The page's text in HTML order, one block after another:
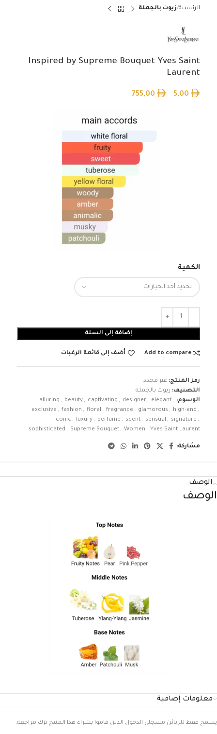
الرئيسية زيوت بالجملة
Inspired by Supreme Bouquet Yves Saint
Laurent
5,00
–
755,00
الكمية
إضافة إلى السلة
Add to compare أضف إلى قائمة الرغبات
رمز المنتج: غير محدد
التصنيف: زيوت بالجملة
الوسوم:
alluring , beauty , captivating , designer , elegant ,
exclusive , fashion , floral , fragrance , glamorous , high-end ,
iconic , luxury , perfume , scent , sensual , signature ,
sophisticated , Supreme Bouquet , Women , Yves Saint Laurent
مشاركة:
الوصف
الوصف
معلومات إضافية
يسمح فقط للزبائن مسجلي الدخول الذين قاموا بشراء هذا المنتج ترك مراجعة.